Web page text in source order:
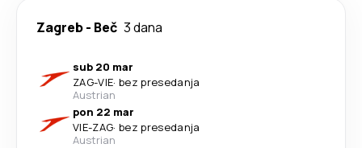
Zagreb- Beč 3 dana
sub 20 mar
ZAG-VIE· bez presedanja
Austrian
pon 22 mar
VIE-ZAG· bez presedanja
Austrian